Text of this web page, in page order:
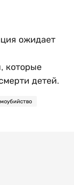
ожидает
которые
детей.